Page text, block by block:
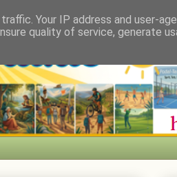
Your IP address and user-
quality of service, generate